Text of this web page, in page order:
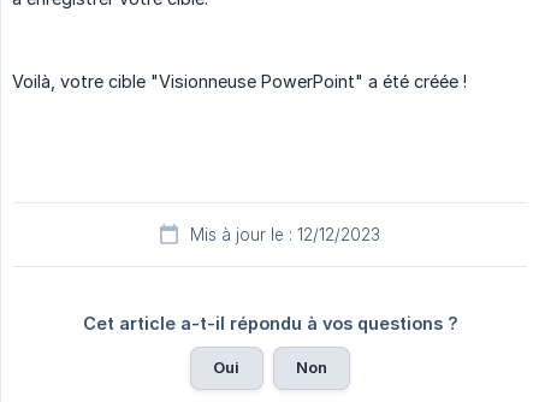
Voilà, votre cible "Visionneuse PowerPoint" a été créée !
Mis à jour le : 12/12/2023
Cet article a-t-il répondu à vos questions ?
Oui Non